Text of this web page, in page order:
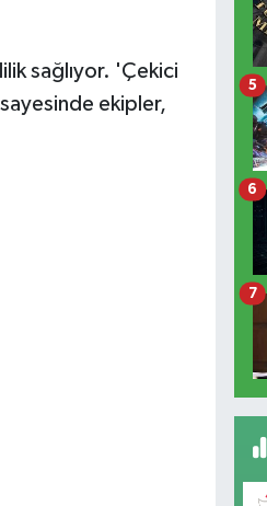
sağlıyor. 'Çekici
ekipler,
5
6
7